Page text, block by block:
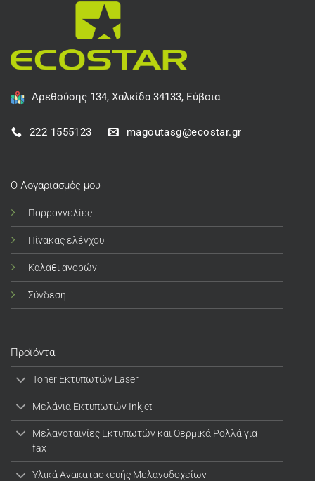
Αρεθούσης 134, Χαλκίδα 34133, Εύβοια
222 1555123 magoutasg@ecostar.gr
Ο Λογαριασμός μου
Παρραγγελίες
Πίνακας ελέγχου
Καλάθι αγορών
Σύνδεση
Προϊόντα
Toner Εκτυπωτών Laser
Μελάνια Εκτυπωτών Inkjet
Μελανοταινίες Εκτυπωτών και Θερμικά Ρολλά για
fax
Υλικά Ανακατασκευής Μελανοδοχείων